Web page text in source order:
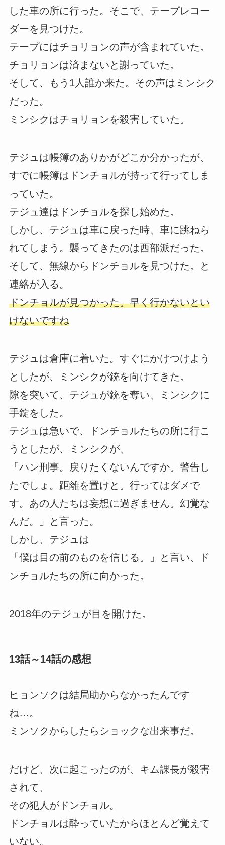
した車の所に行った。そこで、テープレコー
ダーを見つけた。
テープにはチョリョンの声が含まれていた。
チョリョンは済まないと謝っていた。
そして、もう1人誰か来た。その声はミンシク
だった。
ミンシクはチョリョンを殺害していた。
テジュは帳簿のありかがどこか分かったが、
すでに帳簿はドンチョルが持って行ってしま
っていた。
テジュ達はドンチョルを探し始めた。
しかし、テジュは車に戻った時、車に跳ねら
れてしまう。襲ってきたのは西部派だった。
そして、無線からドンチョルを見つけた。と
連絡が入る。
ドンチョルが見つかった。早く行かないとい
けないですね
テジュは倉庫に着いた。すぐにかけつけよう
としたが、ミンシクが銃を向けてきた。
隙を突いて、テジュが銃を奪い、ミンシクに
手錠をした。
テジュは急いで、ドンチョルたちの所に行こ
うとしたが、ミンシクが、
「ハン刑事。戻りたくないんですか。警告し
たでしょ。距離を置けと。行ってはダメで
す。あの人たちは妄想に過ぎません。幻覚な
んだ。」と言った。
しかし、テジュは
「僕は目の前のものを信じる。」と言い、ド
ンチョルたちの所に向かった。
2018年のテジュが目を開けた。
13話～14話の感想
ヒョンソクは結局助からなかったんです
ね…。
ミンソクからしたらショックな出来事だ。
だけど、次に起こったのが、キム課長が殺害
されて、
その犯人がドンチョル。
ドンチョルは酔っていたからほとんど覚えて
いない。